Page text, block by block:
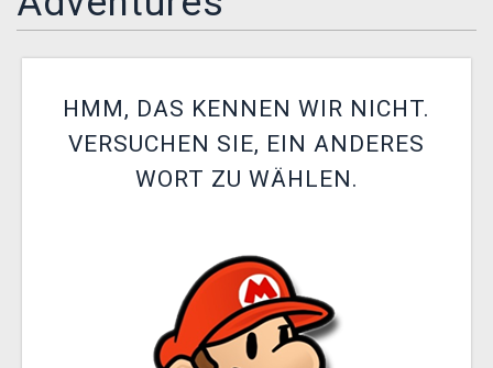
XZONE CLUB
HMM, DAS KENNEN WIR NICHT.
VERSUCHEN SIE, EIN ANDERES
WORT ZU WÄHLEN.